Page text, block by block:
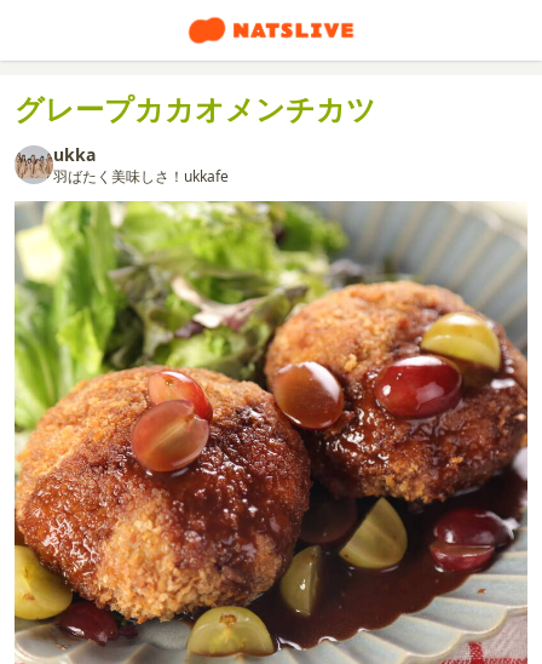
グレープカカオメンチカツ
ukka
羽ばたく美味しさ！ukkafe